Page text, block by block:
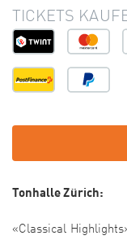
TICKETS
Tonhalle Zürich:
«Classical